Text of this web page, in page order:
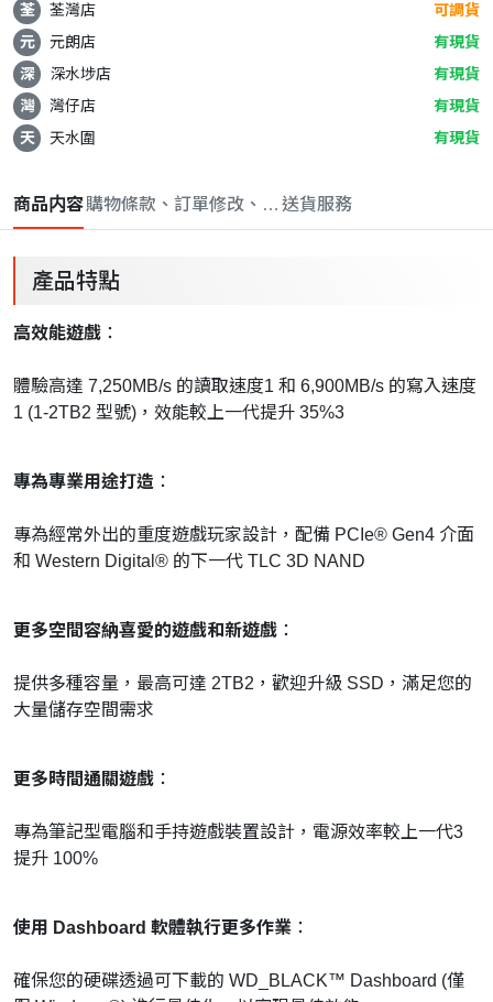
荃
荃灣店
可調貨
元
元朗店
有現貨
深
深水埗店
有現貨
灣
灣仔店
有現貨
天
天水圍 有現貨
商品内容購物條款、訂單修改、取消與退款政策
送貨服務
產品特點
高效能遊戲 ：
體驗高達 7,250MB/s 的讀取速度1 和 6,900MB/s 的寫入速度
1 (1-2TB2 型號)，效能較上一代提升 35%3
專為專業用途打造 ：
專為經常外出的重度遊戲玩家設計，配備 PCIe® Gen4 介面
和 Western Digital® 的下一代 TLC 3D NAND
更多空間容納喜愛的遊戲和新遊戲 ：
提供多種容量，最高可達 2TB2，歡迎升級 SSD，滿足您的
大量儲存空間需求
更多時間通關遊戲 ：
專為筆記型電腦和手持遊戲裝置設計，電源效率較上一代3
提升 100%
使用 Dashboard 軟體執行更多作業 ：
確保您的硬碟透過可下載的 WD_BLACK™ Dashboard (僅